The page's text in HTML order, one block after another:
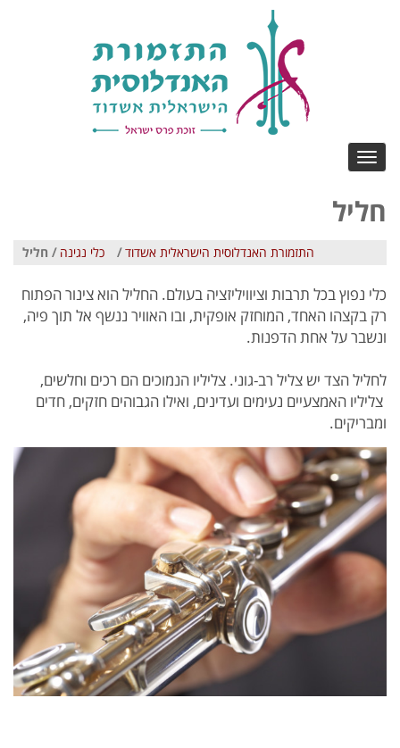
Toggle
navigation
חליל
התזמורת האנדלוסית הישראלית אשדוד/ כלי נגינה / חליל
כלי נפוץ בכל תרבות וציוויליזציה בעולם. החליל הוא צינור הפתוח
רק בקצהו האחד, המוחזק אופקית, ובו האוויר ננשף אל תוך פיה,
ונשבר על אחת הדפנות.
לחליל הצד יש צליל רב-גוני. צליליו הנמוכים הם רכים וחלשים,
צליליו האמצעיים נעימים ועדינים, ואילו הגבוהים חזקים, חדים
ומבריקים.